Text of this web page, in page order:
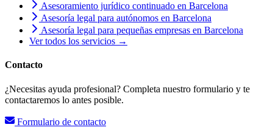
Asesoramiento jurídico continuado en Barcelona
Asesoría legal para autónomos en Barcelona
Asesoría legal para pequeñas empresas en Barcelona
Ver todos los servicios →
Contacto
¿Necesitas ayuda profesional? Completa nuestro formulario y te
contactaremos lo antes posible.
Formulario de contacto